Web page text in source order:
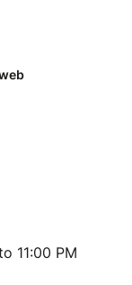
11:00 PM